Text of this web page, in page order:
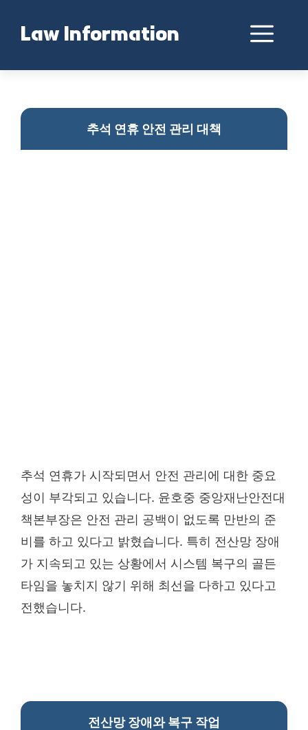
contentLaw Information
추석 연휴 안전 관리 대책
추석 연휴가 시작되면서 안전 관리에 대한 중요
성이 부각되고 있습니다. 윤호중 중앙재난안전대
책본부장은 안전 관리 공백이 없도록 만반의 준
비를 하고 있다고 밝혔습니다. 특히 전산망 장애
가 지속되고 있는 상황에서 시스템 복구의 골든
타임을 놓치지 않기 위해 최선을 다하고 있다고
전했습니다.
전산망 장애와 복구 작업